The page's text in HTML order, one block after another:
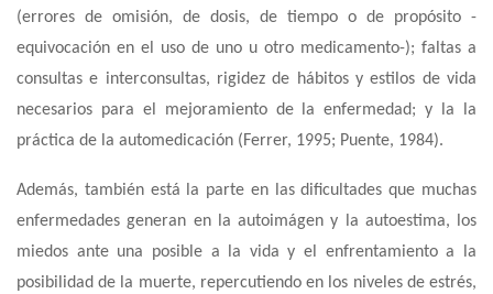
(errores de omisión, de dosis, de tiempo o de propósito -
equivocación en el uso de uno u otro medicamento-); faltas a
consultas e interconsultas, rigidez de hábitos y estilos de vida
necesarios para el mejoramiento de la enfermedad; y la la
práctica de la automedicación (Ferrer, 1995; Puente, 1984).
Además, también está la parte en las dificultades que muchas
enfermedades generan en la autoimágen y la autoestima, los
miedos ante una posible a la vida y el enfrentamiento a la
posibilidad de la muerte, repercutiendo en los niveles de estrés,